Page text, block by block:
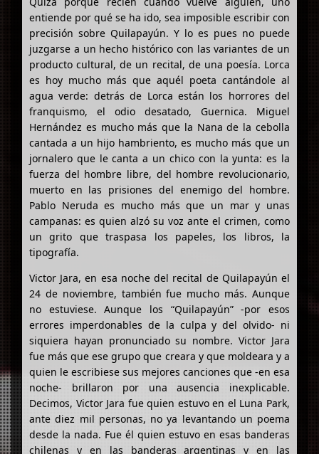
entiende por qué se ha ido, sea imposible escribir con
precisión sobre Quilapayún. Y lo es pues no puede
juzgarse a un hecho histórico con las variantes de un
producto cultural, de un recital, de una poesía. Lorca
es hoy mucho más que aquél poeta cantándole al
agua verde: detrás de Lorca están los horrores del
franquismo, el odio desatado, Guernica. Miguel
Hernández es mucho más que la Nana de la cebolla
cantada a un hijo hambriento, es mucho más que un
jornalero que le canta a un chico con la yunta: es la
fuerza del hombre libre, del hombre revolucionario,
muerto en las prisiones del enemigo del hombre.
Pablo Neruda es mucho más que un mar y unas
campanas: es quien alzó su voz ante el crimen, como
un grito que traspasa los papeles, los libros, la
tipografía.
Victor Jara, en esa noche del recital de Quilapayún el
24 de noviembre, también fue mucho más. Aunque
no estuviese. Aunque los “Quilapayún” -por esos
errores imperdonables de la culpa y del olvido- ni
siquiera hayan pronunciado su nombre. Victor Jara
fue más que ese grupo que creara y que moldeara y a
quien le escribiese sus mejores canciones que -en esa
noche- brillaron por una ausencia inexplicable.
Decimos, Victor Jara fue quien estuvo en el Luna Park,
ante diez mil personas, no ya levantando un poema
desde la nada. Fue él quien estuvo en esas banderas
chilenas y en las banderas argentinas y en las